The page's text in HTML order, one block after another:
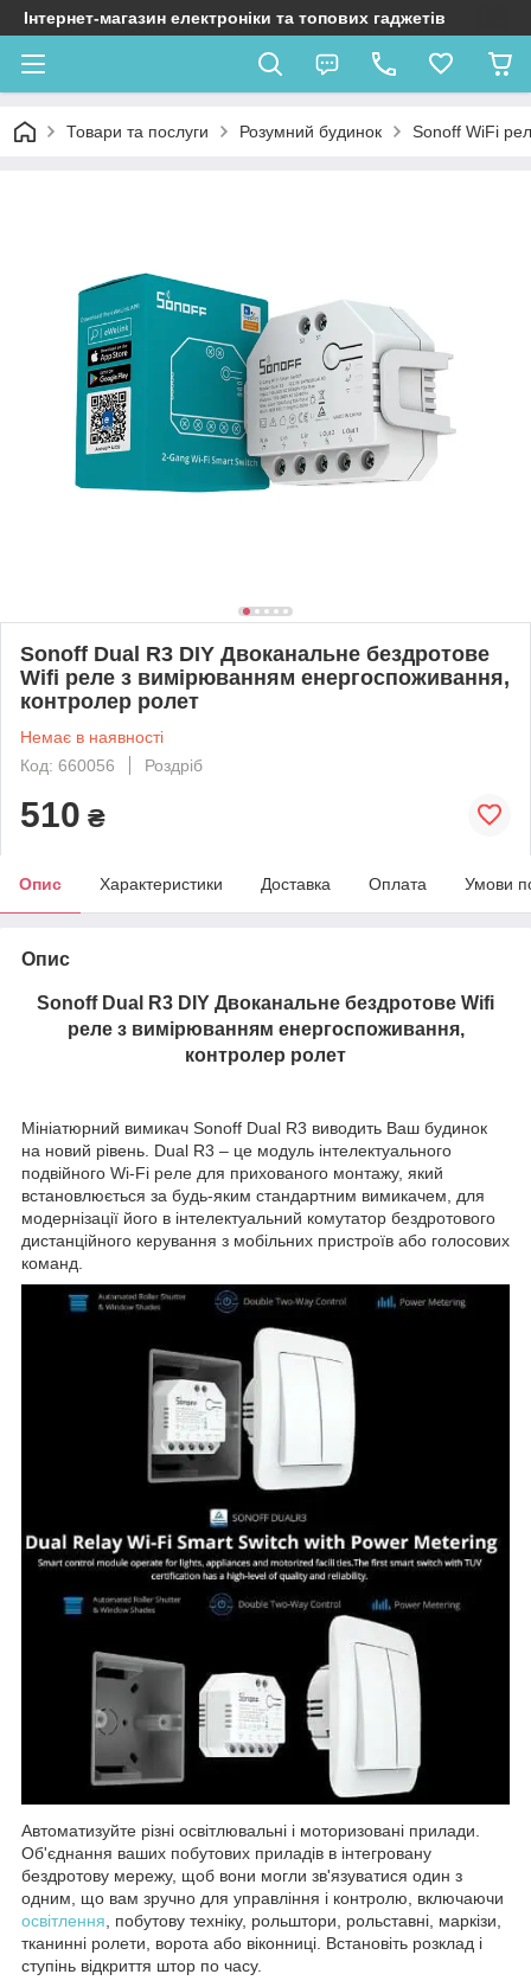
Інтернет-магазин електроніки та топових гаджетів
Товари та послуги Розумний будинок Sonoff WiFi
Sonoff Dual R3 DIY Двоканальне бездротове
Wifi реле з вимірюванням енергоспоживання,
контролер ролет
Немає в наявності
Код: 660056
Роздріб
510 ₴
Опис Характеристики Доставка Оплата Умови
Опис
Sonoff Dual R3 DIY Двоканальне бездротове Wifi
реле з вимірюванням енергоспоживання,
контролер ролет
Мініатюрний вимикач Sonoff Dual R3 виводить Ваш будинок
на новий рівень. Dual R3 – це модуль інтелектуального
подвійного Wi-Fi реле для прихованого монтажу, який
встановлюється за будь-яким стандартним вимикачем, для
модернізації його в інтелектуальний комутатор бездротового
дистанційного керування з мобільних пристроїв або голосових
команд.
Автоматизуйте різні освітлювальні і моторизовані прилади.
Об'єднання ваших побутових приладів в інтегровану
бездротову мережу, щоб вони могли зв'язуватися один з
одним, що вам зручно для управління і контролю, включаючи
освітлення , побутову техніку, рольштори, рольставні, маркізи,
тканинні ролети, ворота або віконниці. Встановіть розклад і
ступінь відкриття штор по часу.